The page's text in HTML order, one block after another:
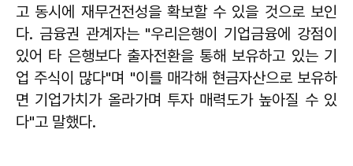
고 동시에 재무건전성을 확보할 수 있을 것으로 보인
다. 금융권 관계자는 "우리은행이 기업금융에 강점이
있어 타 은행보다 출자전환을 통해 보유하고 있는 기
업 주식이 많다"며 "이를 매각해 현금자산으로 보유하
면 기업가치가 올라가며 투자 매력도가 높아질 수 있
다"고 말했다.